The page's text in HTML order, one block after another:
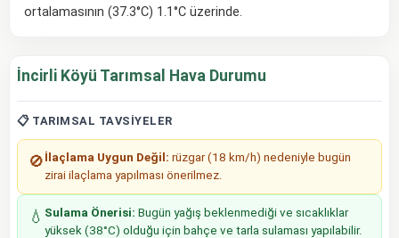
ortalamasının (37.3°C) 1.1°C üzerinde.
İncirli Köyü Tarımsal Hava Durumu
📋 TARIMSAL TAVSIYELER
🚫 İlaçlama Uygun Değil: rüzgar (18 km/h) nedeniyle bugün
zirai ilaçlama yapılması önerilmez.
💧 Sulama Önerisi: Bugün yağış beklenmediği ve sıcaklıklar
yüksek (38°C) olduğu için bahçe ve tarla sulaması yapılabilir.